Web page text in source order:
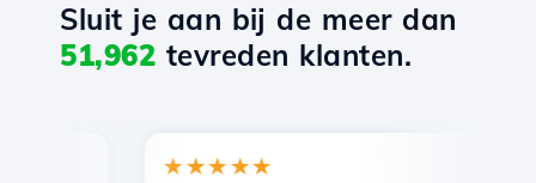
Sluit je aan bij de meer dan
51,962 tevreden klanten.
★★★★★